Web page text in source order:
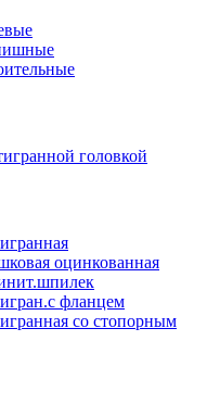
головкой
оцинкованная
фланцем
со стопорным